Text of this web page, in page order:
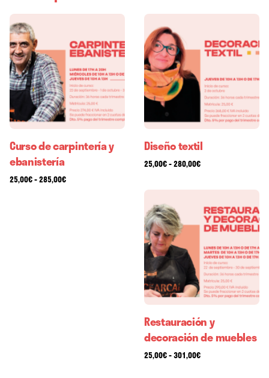
CURSOS, TRIMESTRE 10%+MATRÍCULA, PAGO CON 10%
FRACCIONADO EN 2 CUOTAS, 10% DCTO.
CUOTA+MATRÍCULA
Curso de carpintería y
ebanistería
25,00€-285,00€Rango
Diseño textil
25,00€-280,00€Rango
precios:
desde
25,00€
hasta
280,00€
Restauración y
decoración de muebles
25,00€-301,00€Rango